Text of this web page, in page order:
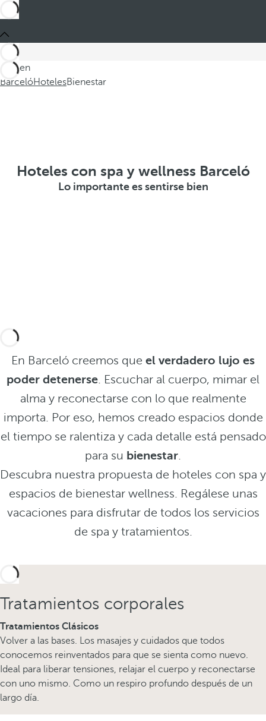
Está en
BarcelóHotelesBienestar
Hoteles con spa y wellness Barceló
Lo importante es sentirse bien
En Barceló creemos que el verdadero lujo es
poder detenerse. Escuchar al cuerpo, mimar el
alma y reconectarse con lo que realmente
importa. Por eso, hemos creado espacios donde
el tiempo se ralentiza y cada detalle está pensado
para su bienestar.
Descubra nuestra propuesta de hoteles con spa y
espacios de bienestar wellness. Regálese unas
vacaciones para disfrutar de todos los servicios
de spa y tratamientos.
Tratamientos corporales
Tratamientos Clásicos
Volver a las bases. Los masajes y cuidados que todos
conocemos reinventados para que se sienta como nuevo.
Ideal para liberar tensiones, relajar el cuerpo y reconectarse
con uno mismo. Como un respiro profundo después de un
largo día.